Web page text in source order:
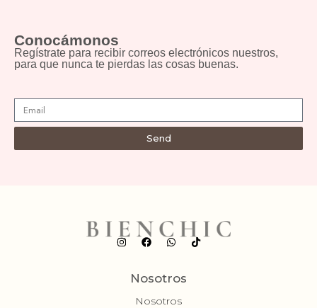
Conocámonos
Regístrate para recibir correos electrónicos nuestros,
para que nunca te pierdas las cosas buenas.
Send
Nosotros
Nosotros